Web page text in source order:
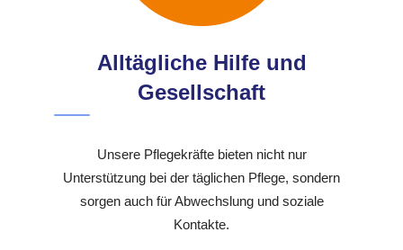
Alltägliche Hilfe und
Gesellschaft
Unsere Pflegekräfte bieten nicht nur
Unterstützung bei der täglichen Pflege, sondern
sorgen auch für Abwechslung und soziale
Kontakte.